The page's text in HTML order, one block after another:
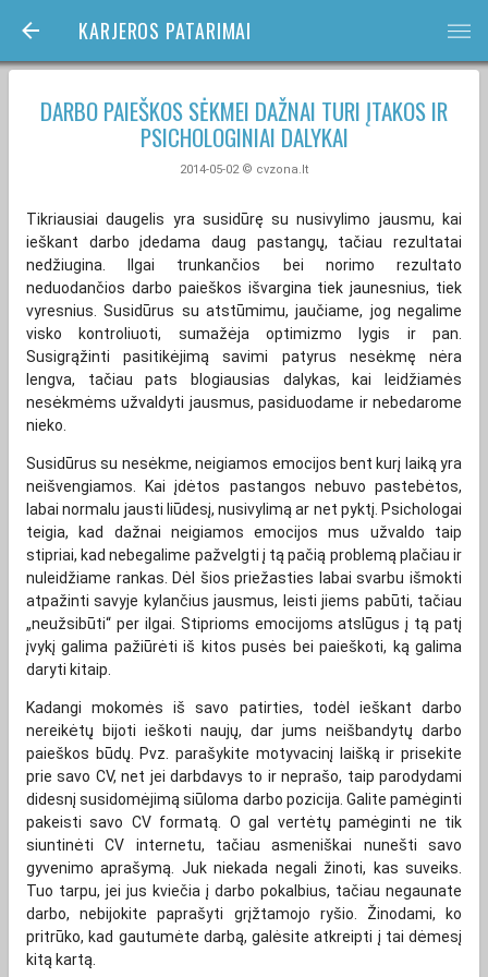
KARJEROS PATARIMAI bars
DARBO PAIEŠKOS SĖKMEI DAŽNAI TURI ĮTAKOS IR
PSICHOLOGINIAI DALYKAI
2014-05-02 © cvzona.lt
Tikriausiai daugelis yra susidūrę su nusivylimo jausmu, kai
ieškant darbo įdedama daug pastangų, tačiau rezultatai
nedžiugina. Ilgai trunkančios bei norimo rezultato
neduodančios darbo paieškos išvargina tiek jaunesnius, tiek
vyresnius. Susidūrus su atstūmimu, jaučiame, jog negalime
visko kontroliuoti, sumažėja optimizmo lygis ir pan.
Susigrąžinti pasitikėjimą savimi patyrus nesėkmę nėra
lengva, tačiau pats blogiausias dalykas, kai leidžiamės
nesėkmėms užvaldyti jausmus, pasiduodame ir nebedarome
nieko.
Susidūrus su nesėkme, neigiamos emocijos bent kurį laiką yra
neišvengiamos. Kai įdėtos pastangos nebuvo pastebėtos,
labai normalu jausti liūdesį, nusivylimą ar net pyktį. Psichologai
teigia, kad dažnai neigiamos emocijos mus užvaldo taip
stipriai, kad nebegalime pažvelgti į tą pačią problemą plačiau ir
nuleidžiame rankas. Dėl šios priežasties labai svarbu išmokti
atpažinti savyje kylančius jausmus, leisti jiems pabūti, tačiau
„neužsibūti“ per ilgai. Stiprioms emocijoms atslūgus į tą patį
įvykį galima pažiūrėti iš kitos pusės bei paieškoti, ką galima
daryti kitaip.
Kadangi mokomės iš savo patirties, todėl ieškant darbo
nereikėtų bijoti ieškoti naujų, dar jums neišbandytų darbo
paieškos būdų. Pvz. parašykite motyvacinį laišką ir prisekite
prie savo CV, net jei darbdavys to ir neprašo, taip parodydami
didesnį susidomėjimą siūloma darbo pozicija. Galite pamėginti
pakeisti savo CV formatą. O gal vertėtų pamėginti ne tik
siuntinėti CV internetu, tačiau asmeniškai nunešti savo
gyvenimo aprašymą. Juk niekada negali žinoti, kas suveiks.
Tuo tarpu, jei jus kviečia į darbo pokalbius, tačiau negaunate
darbo, nebijokite paprašyti grįžtamojo ryšio. Žinodami, ko
pritrūko, kad gautumėte darbą, galėsite atkreipti į tai dėmesį
kitą kartą.